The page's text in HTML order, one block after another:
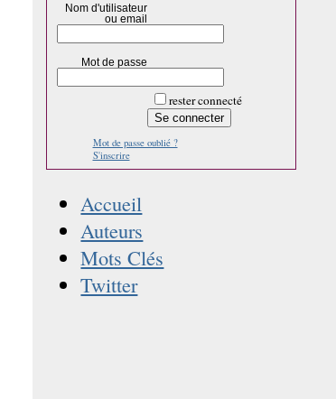
Nom d'utilisateur
ou email
Mot de passe
rester connecté
Mot de passe oublié ?
S'inscrire
Accueil
Auteurs
Mots Clés
Twitter